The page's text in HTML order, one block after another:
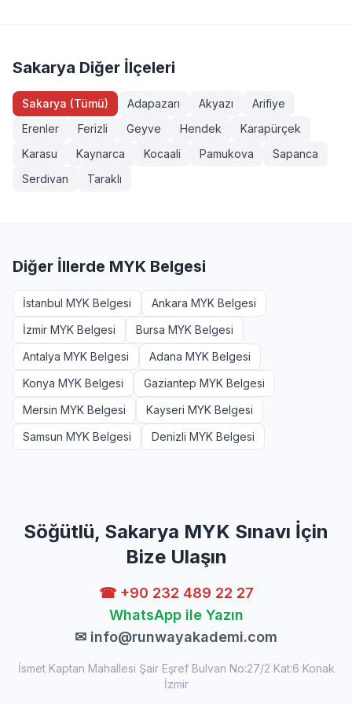
sınavlarımız MYK onaylı ve TÜRKAK akreditasyonludur.
isteyenler +90 232 489 22 27 numarasından detaylı bilgi
alabilir.
Sakarya Diğer İlçeleri
Sakarya (Tümü) Adapazarı Akyazı
Arifiye
Erenler
Ferizli Geyve Hendek
Karapürçek
Karasu
Kaynarca Kocaali Pamukova
Sapanca
Serdivan
Taraklı
Diğer İllerde MYK Belgesi
İstanbul MYK Belgesi
Ankara MYK Belgesi
İzmir MYK Belgesi
Bursa MYK Belgesi
Antalya MYK Belgesi
Adana MYK Belgesi
Konya MYK Belgesi
Gaziantep MYK Belgesi
Mersin MYK Belgesi
Kayseri MYK Belgesi
Samsun MYK Belgesi
Denizli MYK Belgesi
Söğütlü, Sakarya MYK Sınavı İçin
Bize Ulaşın
☎ +90 232 489 22 27
WhatsApp ile Yazın
✉ info@runwayakademi.com
İsmet Kaptan Mahallesi Şair Eşref Bulvarı No:27/2 Kat:6 Konak
İzmir